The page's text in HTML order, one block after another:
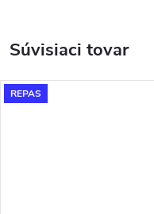
Súvisiaci tovar
REPAS